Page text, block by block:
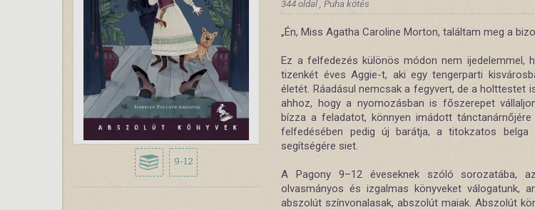
9-12
344 oldal , Puha kötés
„Én, Miss Agatha Caroline Morton, találtam meg a
Ez a felfedezés különös módon nem ijedelemmel,
tizenkét éves Aggie-t, aki egy tengerparti
életét. Ráadásul nemcsak a fegyvert, de a holttestet
ahhoz, hogy a nyomozásban is főszerepet
bízza a feladatot, könnyen imádott
felfedésében pedig új barátja, a titokzatos
segítségére siet.
A Pagony 9–12 éveseknek szóló sorozatába,
olvasmányos és izgalmas könyveket válogatunk,
abszolút színvonalasak, abszolút maiak. Abszolút